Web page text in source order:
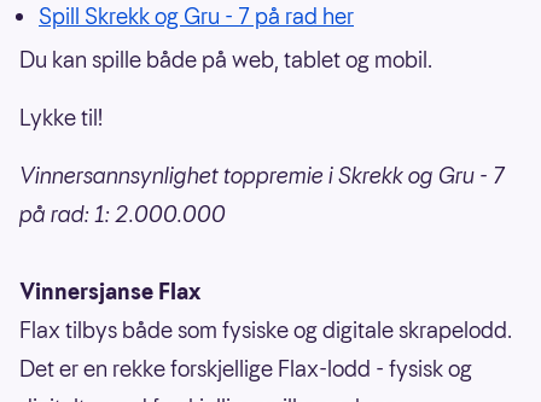
Spill Skrekk og Gru - 7 på rad her
Du kan spille både på web, tablet og mobil.
Lykke til!
Vinnersannsynlighet toppremie i Skrekk og Gru - 7
på rad: 1: 2.000.000
Vinnersjanse Flax
Flax tilbys både som fysiske og digitale skrapelodd.
Det er en rekke forskjellige Flax-lodd - fysisk og